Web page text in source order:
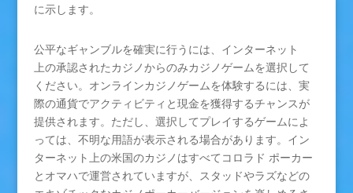
に示します。
公平なギャンブルを確実に行うには、インターネット
上の承認されたカジノからのみカジノゲームを選択して
ください。オンラインカジノゲームを体験するには、実
際の通貨でアクティビティと現金を獲得するチャンスが
提供されます。ただし、選択してプレイするゲームによ
っては、不明な用語が表示される場合があります。イン
ターネット上の米国のカジノはすべてコロラド ポーカー
とオマハで運営されていますが、スタッドやラズなどの